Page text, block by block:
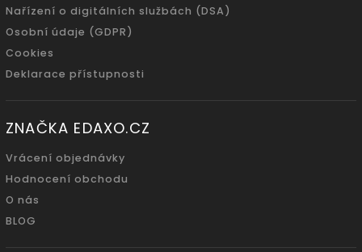
Nařízení o digitálních službách (DSA)
Osobní údaje (GDPR)
Cookies
Deklarace přístupnosti
ZNAČKA EDAXO.CZ
Vrácení objednávky
Hodnocení obchodu
O nás
BLOG